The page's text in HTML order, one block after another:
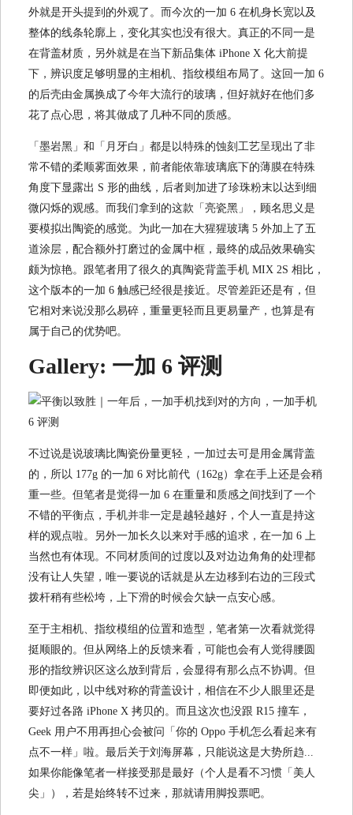
外就是开头提到的外观了。而今次的一加 6 在机身长宽以及
整体的线条轮廓上，变化其实也没有很大。真正的不同一是
在背盖材质，另外就是在当下新品集体 iPhone X 化大前提
下，辨识度足够明显的主相机、指纹模组布局了。这回一加 6
的后壳由金属换成了今年大流行的玻璃，但好就好在他们多
花了点心思，将其做成了几种不同的质感。
「墨岩黑」和「月牙白」都是以特殊的蚀刻工艺呈现出了非
常不错的柔顺雾面效果，前者能依靠玻璃底下的薄膜在特殊
角度下显露出 S 形的曲线，后者则加进了珍珠粉末以达到细
微闪烁的观感。而我们拿到的这款「亮瓷黑」，顾名思义是
要模拟出陶瓷的感觉。为此一加在大猩猩玻璃 5 外加上了五
道涂层，配合额外打磨过的金属中框，最终的成品效果确实
颇为惊艳。跟笔者用了很久的真陶瓷背盖手机 MIX 2S 相比，
这个版本的一加 6 触感已经很是接近。尽管差距还是有，但
它相对来说没那么易碎，重量更轻而且更易量产，也算是有
属于自己的优势吧。
Gallery: 一加 6 评测
不过说是说玻璃比陶瓷份量更轻，一加过去可是用金属背盖
的，所以 177g 的一加 6 对比前代（162g）拿在手上还是会稍
重一些。但笔者是觉得一加 6 在重量和质感之间找到了一个
不错的平衡点，手机并非一定是越轻越好，个人一直是持这
样的观点啦。另外一加长久以来对手感的追求，在一加 6 上
当然也有体现。不同材质间的过度以及对边边角角的处理都
没有让人失望，唯一要说的话就是从左边移到右边的三段式
拨杆稍有些松垮，上下滑的时候会欠缺一点安心感。
至于主相机、指纹模组的位置和造型，笔者第一次看就觉得
挺顺眼的。但从网络上的反馈来看，可能也会有人觉得腰圆
形的指纹辨识区这么放到背后，会显得有那么点不协调。但
即便如此，以中线对称的背盖设计，相信在不少人眼里还是
要好过各路 iPhone X 拷贝的。而且这次也没跟 R15 撞车，
Geek 用户不用再担心会被问「你的 Oppo 手机怎么看起来有
点不一样」啦。最后关于刘海屏幕，只能说这是大势所趋...
如果你能像笔者一样接受那是最好（个人是看不习惯「美人
尖」），若是始终转不过来，那就请用脚投票吧。